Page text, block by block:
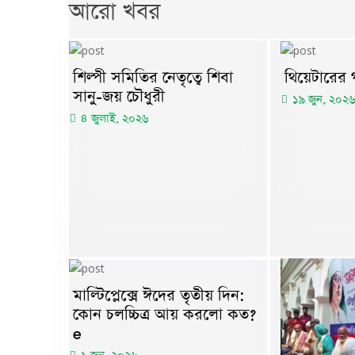
আরো খবর
শিল্পী সমিতির নেতৃত্বে শিবা
সানু-জয় চৌধুরী
৪ জুলাই, ২০২৬
থিয়েটারের
১৯ জুন, ২০২৬
মাল্টিপ্লেক্সে ঈদের তৃতীয় দিন:
কোন চলচ্চিত্র আয় করলো কত?
e